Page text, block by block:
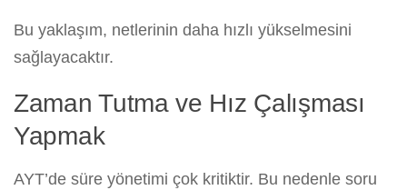
Bu yaklaşım, netlerinin daha hızlı yükselmesini
sağlayacaktır.
Zaman Tutma ve Hız Çalışması
Yapmak
AYT’de süre yönetimi çok kritiktir. Bu nedenle soru